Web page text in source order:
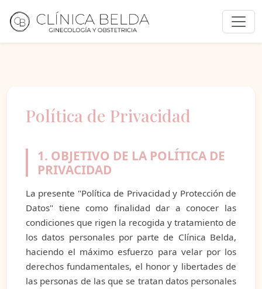
Política de Privacidad
1. OBJETIVO DE LA POLÍTICA DE
PRIVACIDAD
La presente "Política de Privacidad y Protección de
Datos" tiene como finalidad dar a conocer las
condiciones que rigen la recogida y tratamiento de
los datos personales por parte de Clínica Belda,
haciendo el máximo esfuerzo para velar por los
derechos fundamentales, el honor y libertades de
las personas de las que se tratan datos personales